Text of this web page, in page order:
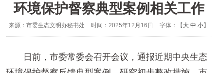
环境保护督察典型案例相关工作
来源：市委生态文明办秘书处 时间：2025年12月16日 字体：【 大 中 小】
日前，市委常委会召开会议，通报近期中央生态